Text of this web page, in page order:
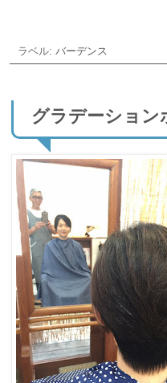
ラベル: バーデンス
グラデーション